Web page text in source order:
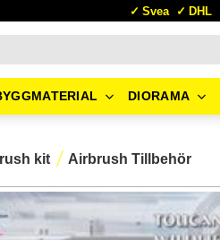
Svea DHL
DIORAMA
kit Airbrush Tillbehör